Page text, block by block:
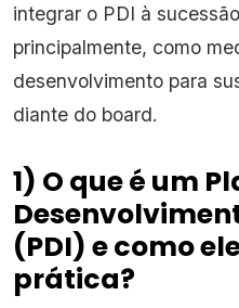
integrar o PDI à
principalmente, como
desenvolvimento para
diante do board.
1) O que é um
(PDI) e como
prática?